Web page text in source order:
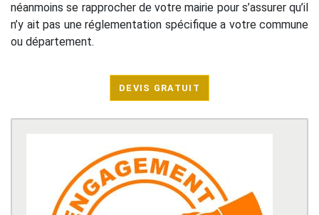
néanmoins se rapprocher de votre mairie pour s’assurer qu’il
n’y ait pas une réglementation spécifique a votre commune
ou département.
DEVIS GRATUIT